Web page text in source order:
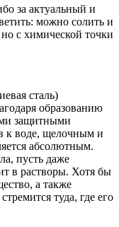
за актуальный и
можно солить и
с химической точки
сталь)
образованию
защитными
к воде, щелочным и
абсолютным.
пусть даже
в растворы. Хотя бы
а также
туда, где его